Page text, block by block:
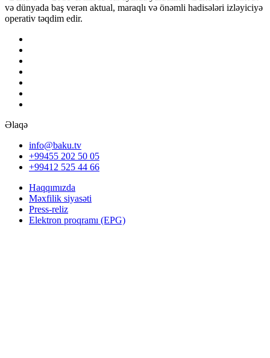
və dünyada baş verən aktual, maraqlı və önəmli hadisələri izləyiciyə
operativ təqdim edir.
Əlaqə
info@baku.tv
+99455 202 50 05
+99412 525 44 66
Haqqımızda
Məxfilik siyasəti
Press-reliz
Elektron proqramı (EPG)